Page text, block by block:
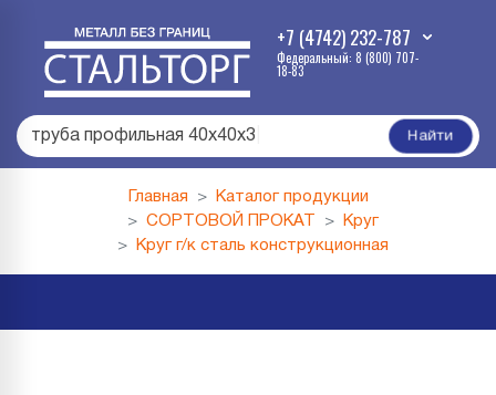
+7 (4742) 232-787
Федеральный: 8 (800) 707-
18-83
труба профильная 40х40х3 Найти
Главная
Каталог продукции
СОРТОВОЙ ПРОКАТ
Круг
Круг г/к сталь конструкционная